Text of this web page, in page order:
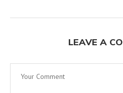
LEAVE A